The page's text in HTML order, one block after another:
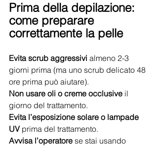
Prima della depilazione:
come preparare
correttamente la pelle
Evita scrub aggressivi almeno 2-3
giorni prima (ma uno scrub delicato 48
ore prima può aiutare).
Non usare oli o creme occlusive il
giorno del trattamento.
Evita l’esposizione solare o lampade
UV prima del trattamento.
Avvisa l’operatore se stai usando